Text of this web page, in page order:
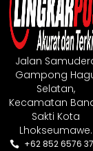
Jalan
Gampong
Selatan,
Kecamatan
Sakti Kota
Lhokseumawe.
+62 852 6576